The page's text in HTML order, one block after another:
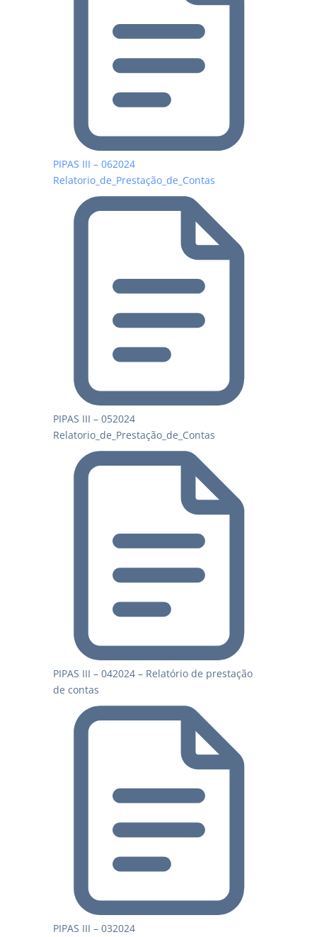
PIPAS III – 062024
Relatorio_de_Prestação_de_Contas
PIPAS III – 052024
Relatorio_de_Prestação_de_Contas
PIPAS III – 042024 – Relatório de prestação
de contas
PIPAS III – 032024